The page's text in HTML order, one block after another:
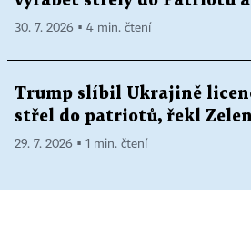
30. 7. 2026 ▪ 4 min. čtení
Trump slíbil Ukrajině
střel do patriotů, řekl
29. 7. 2026 ▪ 1 min. čtení